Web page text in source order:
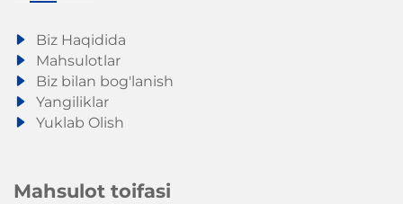
Biz Haqidida
Mahsulotlar
Biz bilan bog'lanish
Yangiliklar
Yuklab Olish
Mahsulot toifasi